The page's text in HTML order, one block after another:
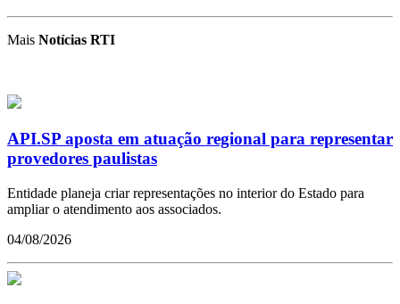
Mais Notícias RTI
API.SP aposta em atuação regional para representar
provedores paulistas
Entidade planeja criar representações no interior do Estado para
ampliar o atendimento aos associados.
04/08/2026